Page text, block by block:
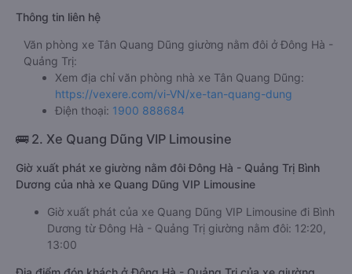
Thông tin liên hệ
Văn phòng xe Tân Quang Dũng giường nằm đôi ở Đông Hà -
Quảng Trị:
Xem địa chỉ văn phòng nhà xe Tân Quang Dũng:
https://vexere.com/vi-VN/xe-tan-quang-dung
Điện thoại: 1900 888684
🚌 2. Xe Quang Dũng VIP Limousine
Giờ xuất phát xe giường nằm đôi Đông Hà - Quảng Trị Bình
Dương của nhà xe Quang Dũng VIP Limousine
Giờ xuất phát của xe Quang Dũng VIP Limousine đi Bình
Dương từ Đông Hà - Quảng Trị giường nằm đôi: 12:20,
13:00